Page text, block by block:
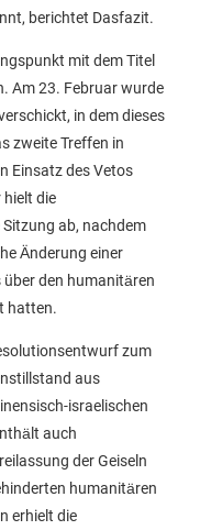
berichtet Dasfazit.
mit dem Titel
Am 23. Februar wurde
in dem dieses
zweite Treffen in
Einsatz des Vetos
hielt die
ab, nachdem
Änderung einer
über den humanitären
hatten.
zum
aus
israelischen
auch
der Geiseln
humanitären
erhielt die